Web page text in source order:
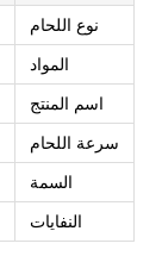
نوع اللحام
المواد
اسم المنتج
سرعة اللحام
السمة
النفايات